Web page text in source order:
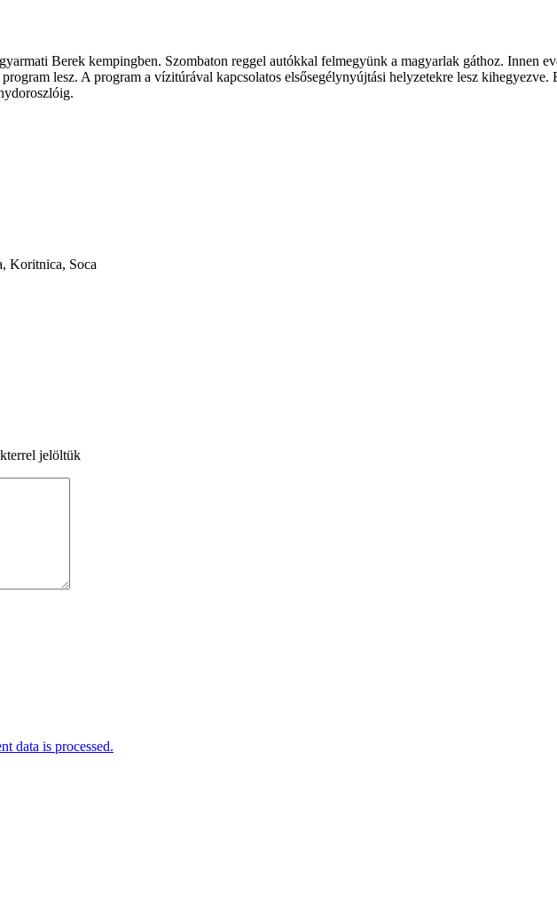
Berek kempingben. Szombaton reggel autókkal felmegyünk a magyarlak gáthoz. Innen
lesz. A program a vízitúrával kapcsolatos elsősegélynyújtási helyzetekre lesz kihegyezve.
Koritnica, Soca
jelöltük
data is processed.